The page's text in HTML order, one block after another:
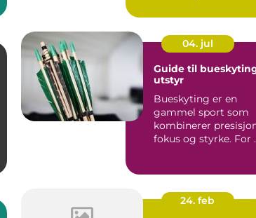
04. jul
Guide til
utstyr
Bueskyting er en
gammel sport som
kombinerer
fokus og styrke. For
24. feb